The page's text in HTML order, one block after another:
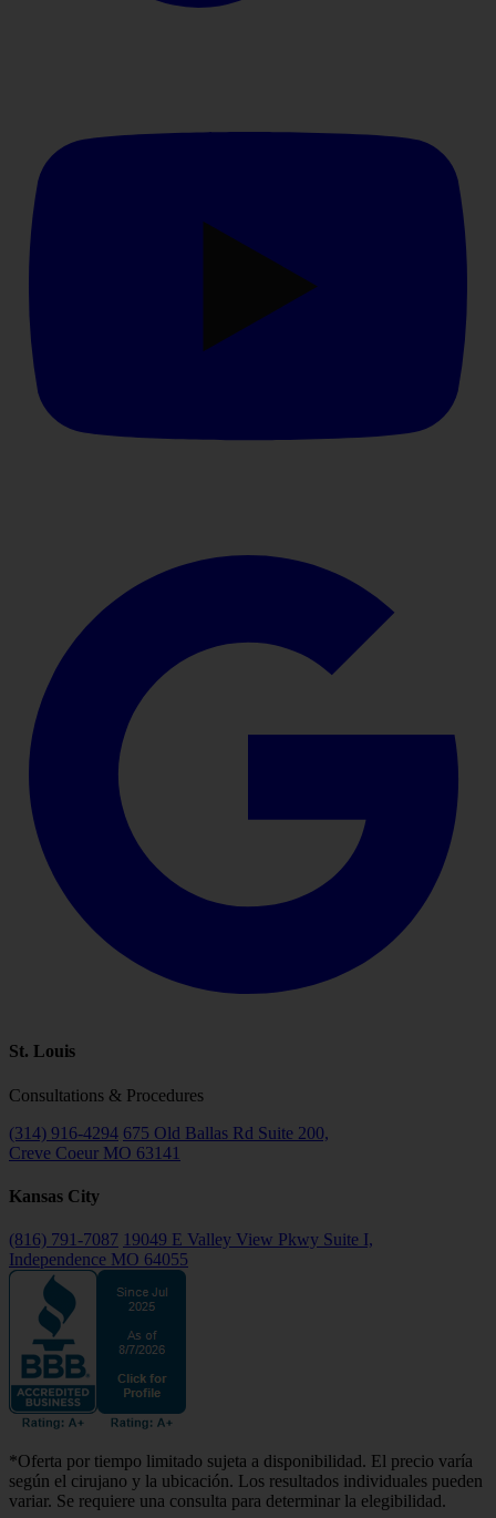
St. Louis
Consultations & Procedures
(314) 916-4294 675 Old Ballas Rd Suite 200,
Creve Coeur MO 63141
Kansas City
(816) 791-7087 19049 E Valley View Pkwy Suite I,
Independence MO 64055
*Oferta por tiempo limitado sujeta a disponibilidad. El precio varía
según el cirujano y la ubicación. Los resultados individuales pueden
variar. Se requiere una consulta para determinar la elegibilidad.